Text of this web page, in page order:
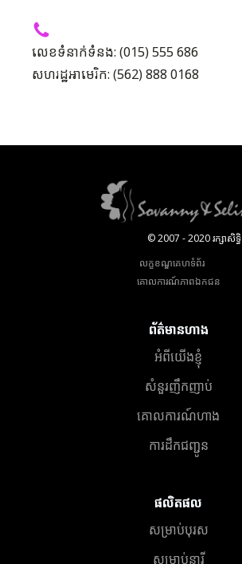
លេខទំនាក់ទំនង: (015) 555 686
សហរដ្ឋអាមេរិក: (562) 888 0168
© 2007 - 2020 រក្សាសិទ្ធិ
លក្ខខណ្ឌគេហទំព័រ
គោលការណ៍​ភាព​ឯកជន
ព័ត៌មានហាង
អំពីយើងខ្ញុំ
សំនួរញឹកញាប់
គោលការណ៍ហាង
ការដឹកជញ្ជូន
ផលិតផល
សម្រាប់បុរស
សម្រាប់នារី